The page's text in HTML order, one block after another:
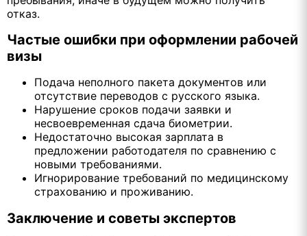
отказ.
Частые ошибки при оформлении рабочей
визы
Подача неполного пакета документов или
отсутствие переводов с русского языка.
Нарушение сроков подачи заявки и
несвоевременная сдача биометрии.
Недостаточно высокая зарплата в
предложении работодателя по сравнению с
новыми требованиями.
Игнорирование требований по медицинскому
страхованию и проживанию.
Заключение и советы экспертов